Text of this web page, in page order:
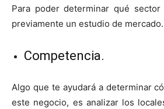
Para poder determinar qué sector
previamente un estudio de mercado.
Competencia.
Algo que te ayudará a determinar
este negocio, es analizar los